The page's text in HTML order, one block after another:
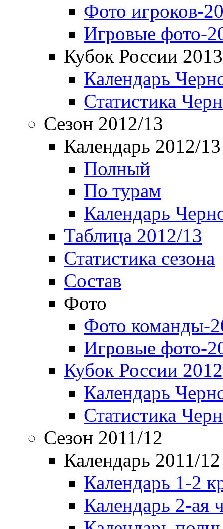
Фото игроков-
Игровые фото-
Кубок России
Календарь
Статистика
Сезон 2012/13
Календарь 2012/13
Полный
По турам
Календарь
Таблица 2012/13
Статистика сезона
Состав
Фото
Фото команды-
Игровые фото-
Кубок России
Календарь
Статистика
Сезон 2011/12
Календарь 2011/12
Календарь 1-2
Календарь 2-ая